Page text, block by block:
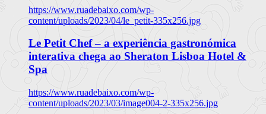
https://www.ruadebaixo.com/wp-
content/uploads/2023/04/le_petit-335x256.jpg
Le Petit Chef – a experiência gastronómica
interativa chega ao Sheraton Lisboa Hotel &
Spa
https://www.ruadebaixo.com/wp-
content/uploads/2023/03/image004-2-335x256.jpg